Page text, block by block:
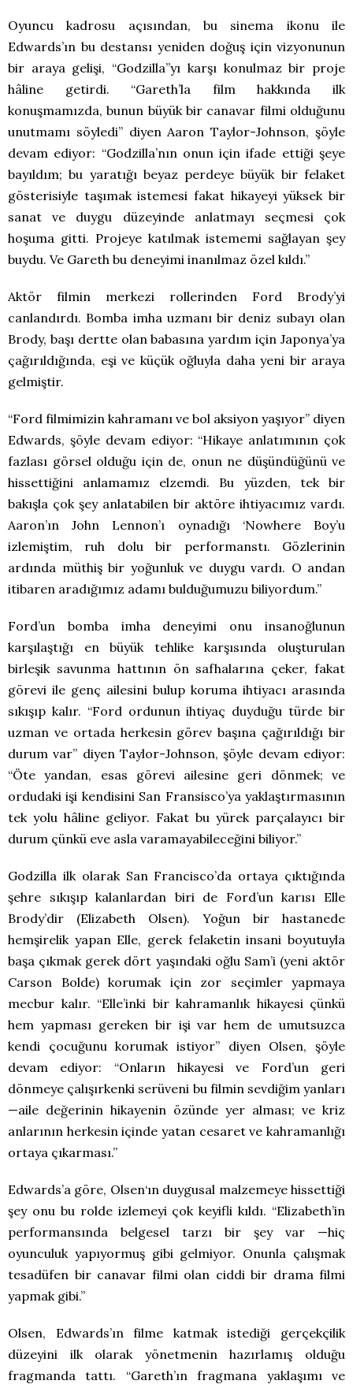
Oyuncu kadrosu açısından, bu sinema ikonu ile
Edwards’ın bu destansı yeniden doğuş için vizyonunun
bir araya gelişi, “Godzilla”yı karşı konulmaz bir proje
hâline getirdi. “Gareth’la film hakkında ilk
konuşmamızda, bunun büyük bir canavar filmi olduğunu
unutmamı söyledi” diyen Aaron Taylor-Johnson, şöyle
devam ediyor: “Godzilla’nın onun için ifade ettiği şeye
bayıldım; bu yaratığı beyaz perdeye büyük bir felaket
gösterisiyle taşımak istemesi fakat hikayeyi yüksek bir
sanat ve duygu düzeyinde anlatmayı seçmesi çok
hoşuma gitti. Projeye katılmak istememi sağlayan şey
buydu. Ve Gareth bu deneyimi inanılmaz özel kıldı.”
Aktör filmin merkezi rollerinden Ford Brody’yi
canlandırdı. Bomba imha uzmanı bir deniz subayı olan
Brody, başı dertte olan babasına yardım için Japonya’ya
çağırıldığında, eşi ve küçük oğluyla daha yeni bir araya
gelmiştir.
“Ford filmimizin kahramanı ve bol aksiyon yaşıyor” diyen
Edwards, şöyle devam ediyor: “Hikaye anlatımının çok
fazlası görsel olduğu için de, onun ne düşündüğünü ve
hissettiğini anlamamız elzemdi. Bu yüzden, tek bir
bakışla çok şey anlatabilen bir aktöre ihtiyacımız vardı.
Aaron’ın John Lennon’ı oynadığı ‘Nowhere Boy’u
izlemiştim, ruh dolu bir performanstı. Gözlerinin
ardında müthiş bir yoğunluk ve duygu vardı. O andan
itibaren aradığımız adamı bulduğumuzu biliyordum.”
Ford’un bomba imha deneyimi onu insanoğlunun
karşılaştığı en büyük tehlike karşısında oluşturulan
birleşik savunma hattının ön safhalarına çeker, fakat
görevi ile genç ailesini bulup koruma ihtiyacı arasında
sıkışıp kalır. “Ford ordunun ihtiyaç duyduğu türde bir
uzman ve ortada herkesin görev başına çağırıldığı bir
durum var” diyen Taylor-Johnson, şöyle devam ediyor:
“Öte yandan, esas görevi ailesine geri dönmek; ve
ordudaki işi kendisini San Fransisco’ya yaklaştırmasının
tek yolu hâline geliyor. Fakat bu yürek parçalayıcı bir
durum çünkü eve asla varamayabileceğini biliyor.”
Godzilla ilk olarak San Francisco’da ortaya çıktığında
şehre sıkışıp kalanlardan biri de Ford’un karısı Elle
Brody’dir (Elizabeth Olsen). Yoğun bir hastanede
hemşirelik yapan Elle, gerek felaketin insani boyutuyla
başa çıkmak gerek dört yaşındaki oğlu Sam’i (yeni aktör
Carson Bolde) korumak için zor seçimler yapmaya
mecbur kalır. “Elle’inki bir kahramanlık hikayesi çünkü
hem yapması gereken bir işi var hem de umutsuzca
kendi çocuğunu korumak istiyor” diyen Olsen, şöyle
devam ediyor: “Onların hikayesi ve Ford’un geri
dönmeye çalışırkenki serüveni bu filmin sevdiğim yanları
—aile değerinin hikayenin özünde yer alması; ve kriz
anlarının herkesin içinde yatan cesaret ve kahramanlığı
ortaya çıkarması.”
Edwards’a göre, Olsen‘ın duygusal malzemeye hissettiği
şey onu bu rolde izlemeyi çok keyifli kıldı. “Elizabeth’in
performansında belgesel tarzı bir şey var —hiç
oyunculuk yapıyormuş gibi gelmiyor. Onunla çalışmak
tesadüfen bir canavar filmi olan ciddi bir drama filmi
yapmak gibi.”
Olsen, Edwards’ın filme katmak istediği gerçekçilik
düzeyini ilk olarak yönetmenin hazırlamış olduğu
fragmanda tattı. “Gareth’ın fragmana yaklaşımı ve